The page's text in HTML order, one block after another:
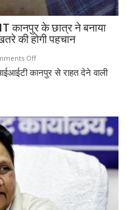
साधा
निशाना
कानपुर के छात्र ने बनाया
की होगी पहचान
Offon
हार्ट
ही
मिलेगा
छात्र
कानपुर से राहत देने वाली